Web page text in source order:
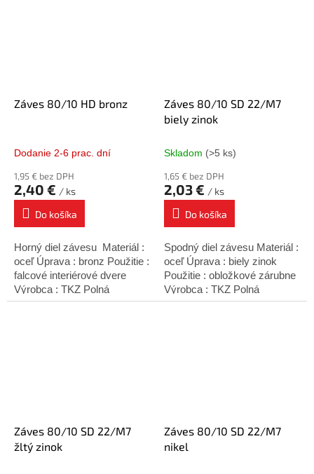
Záves 80/10 HD bronz
Dodanie 2-6 prac. dní
1,95 € bez DPH
2,40 € / ks
Do košíka
Horný diel závesu Materiál :
oceľ Úprava : bronz Použitie :
falcové interiérové dvere
Výrobca : TKZ Polná
Záves 80/10 SD 22/M7
biely zinok
Skladom (>5 ks)
1,65 € bez DPH
2,03 € / ks
Do košíka
Spodný diel závesu Materiál :
oceľ Úprava : biely zinok
Použitie : obložkové zárubne
Výrobca : TKZ Polná
Záves 80/10 SD 22/M7
žltý zinok
Záves 80/10 SD 22/M7
nikel